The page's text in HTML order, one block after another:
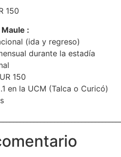
150
:
(ida y regreso)
durante la estadía
150
en la UCM (Talca o Curicó)